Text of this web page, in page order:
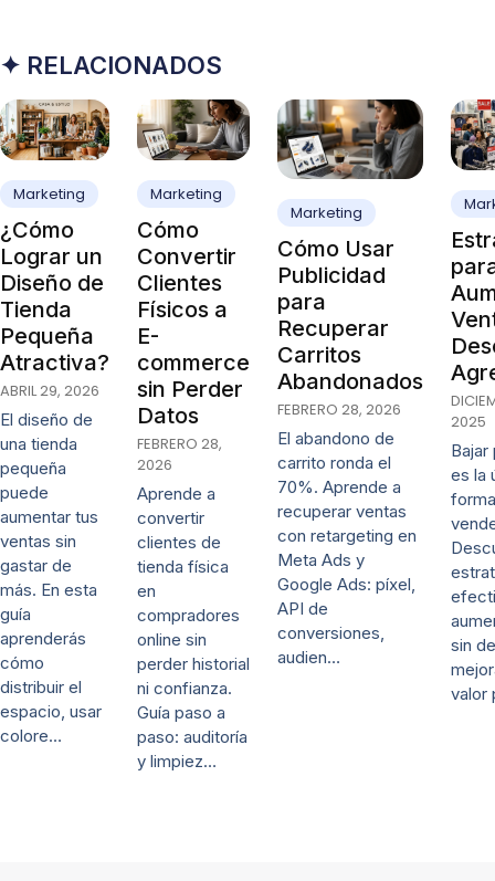
✦ RELACIONADOS
Marketing
¿Cómo
Lograr un
Diseño de
Tienda
Pequeña
Atractiva?
ABRIL 29, 2026
El diseño de
una tienda
pequeña
puede
aumentar tus
ventas sin
gastar de
más. En esta
guía
aprenderás
cómo
distribuir el
espacio, usar
colore…
Marketing
Cómo
Convertir
Clientes
Físicos a
E-
commerce
sin Perder
Datos
FEBRERO 28,
2026
Aprende a
convertir
clientes de
tienda física
en
compradores
online sin
perder historial
ni confianza.
Guía paso a
paso: auditoría
y limpiez…
Marketing
Cómo Usar
Publicidad
para
Recuperar
Carritos
Abandonados
FEBRERO 28, 2026
El abandono de
carrito ronda el
70%. Aprende a
recuperar ventas
con retargeting en
Meta Ads y
Google Ads: píxel,
API de
conversiones,
audien…
2025
es la
sin
valor